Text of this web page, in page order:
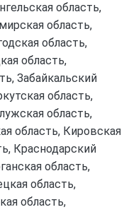
область,
область,
область,
область,
Забайкальский
область,
область,
область, Кировская
Краснодарский
область,
область,
область,